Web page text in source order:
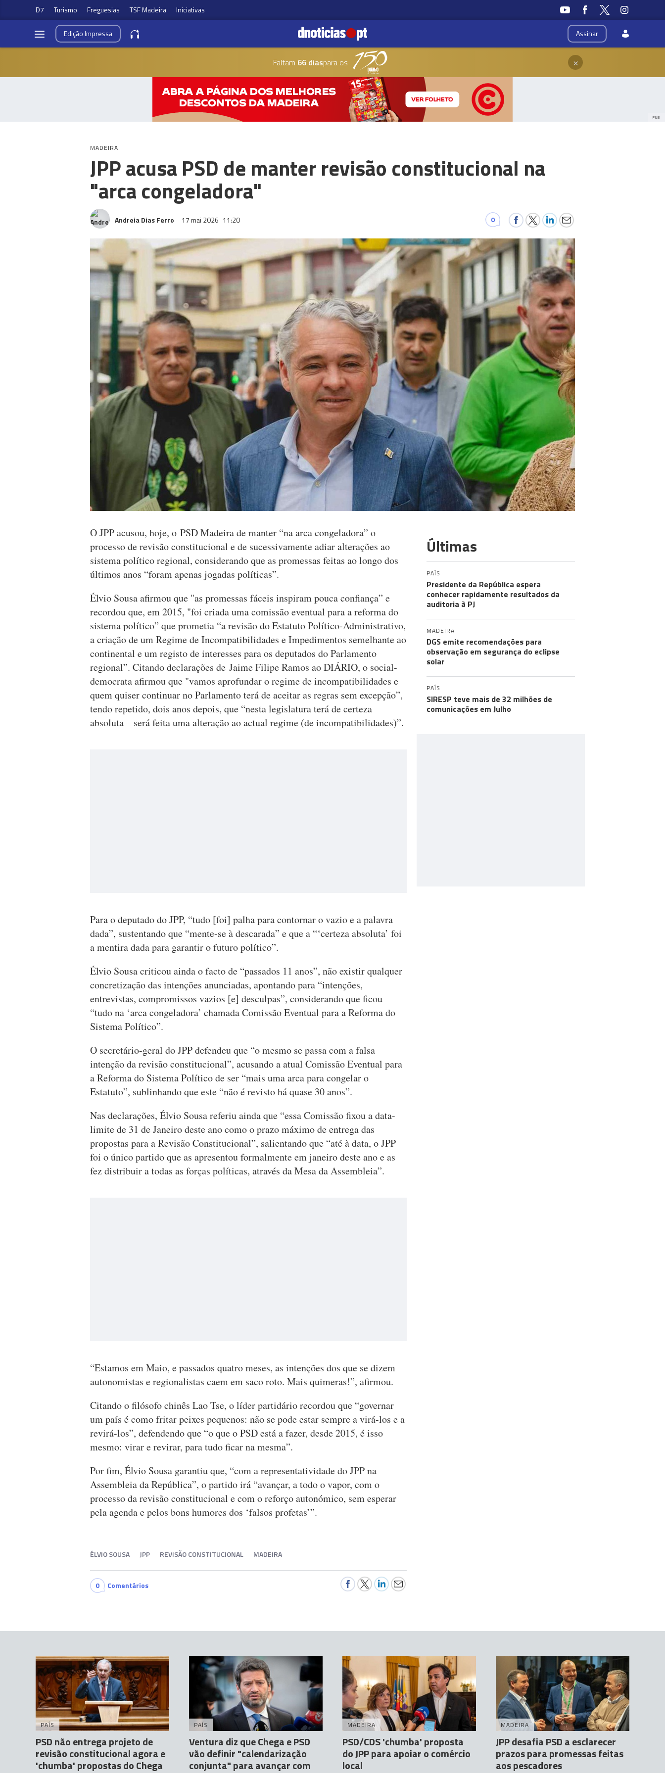
D7 Turismo Freguesias TSF Madeira Iniciativas
Assinar
EdiçãoImpressa
Faltam 66 diaspara os ×
PUB
MADEIRA
JPP acusa PSD de manter revisão constitucional na
"arca congeladora"
Andreia Dias Ferro 17 mai 2026 11:20 0
O JPP acusou, hoje, o PSD Madeira de manter “na arca congeladora” o
processo de revisão constitucional e de sucessivamente adiar alterações ao
sistema político regional, considerando que as promessas feitas ao longo dos
últimos anos “foram apenas jogadas políticas”.
Élvio Sousa afirmou que "as promessas fáceis inspiram pouca confiança” e
recordou que, em 2015, "foi criada uma comissão eventual para a reforma do
sistema político” que prometia “a revisão do Estatuto Político-Administrativo,
a criação de um Regime de Incompatibilidades e Impedimentos semelhante ao
continental e um registo de interesses para os deputados do Parlamento
regional”. Citando declarações de Jaime Filipe Ramos ao DIÁRIO, o social-
democrata afirmou que "vamos aprofundar o regime de incompatibilidades e
quem quiser continuar no Parlamento terá de aceitar as regras sem excepção”,
tendo repetido, dois anos depois, que “nesta legislatura terá de certeza
absoluta – será feita uma alteração ao actual regime (de incompatibilidades)”.
Para o deputado do JPP, “tudo [foi] palha para contornar o vazio e a palavra
dada”, sustentando que “mente-se à descarada” e que a “‘certeza absoluta’ foi
a mentira dada para garantir o futuro político”.
Élvio Sousa criticou ainda o facto de “passados 11 anos”, não existir qualquer
concretização das intenções anunciadas, apontando para “intenções,
entrevistas, compromissos vazios [e] desculpas”, considerando que ficou
“tudo na ‘arca congeladora’ chamada Comissão Eventual para a Reforma do
Sistema Político”.
O secretário-geral do JPP defendeu que “o mesmo se passa com a falsa
intenção da revisão constitucional”, acusando a atual Comissão Eventual para
a Reforma do Sistema Político de ser “mais uma arca para congelar o
Estatuto”, sublinhando que este “não é revisto há quase 30 anos”.
Nas declarações, Élvio Sousa referiu ainda que “essa Comissão fixou a data-
limite de 31 de Janeiro deste ano como o prazo máximo de entrega das
propostas para a Revisão Constitucional”, salientando que “até à data, o JPP
foi o único partido que as apresentou formalmente em janeiro deste ano e as
fez distribuir a todas as forças políticas, através da Mesa da Assembleia”.
“Estamos em Maio, e passados quatro meses, as intenções dos que se dizem
autonomistas e regionalistas caem em saco roto. Mais quimeras!”, afirmou.
Citando o filósofo chinês Lao Tse, o líder partidário recordou que “governar
um país é como fritar peixes pequenos: não se pode estar sempre a virá-los e a
revirá-los”, defendendo que “o que o PSD está a fazer, desde 2015, é isso
mesmo: virar e revirar, para tudo ficar na mesma”.
Por fim, Élvio Sousa garantiu que, “com a representatividade do JPP na
Assembleia da República”, o partido irá “avançar, a todo o vapor, com o
processo da revisão constitucional e com o reforço autonómico, sem esperar
pela agenda e pelos bons humores dos ‘falsos profetas’”.
ÉLVIO SOUSA JPP REVISÃO CONSTITUCIONAL MADEIRA
0 Comentários
Últimas
PAÍS
Presidente da República espera
conhecer rapidamente resultados da
auditoria à PJ
MADEIRA
DGS emite recomendações para
observação em segurança do eclipse
solar
PAÍS
SIRESP teve mais de 32 milhões de
comunicações em Julho
PAÍS
PSD não entrega projeto de
revisão constitucional agora e
'chumba' propostas do Chega
PAÍS
Ventura diz que Chega e PSD
vão definir "calendarização
conjunta" para avançar com
MADEIRA
PSD/CDS 'chumba' proposta
do JPP para apoiar o comércio
local
MADEIRA
JPP desafia PSD a esclarecer
prazos para promessas feitas
aos pescadores